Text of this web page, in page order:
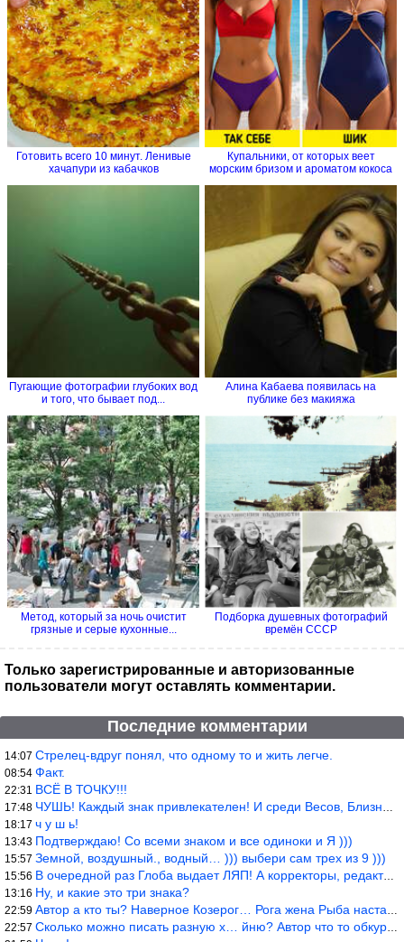
Готовить всего 10 минут. Ленивые
хачапури из кабачков
Купальники, от которых веет
морским бризом и ароматом кокоса
Пугающие фотографии глубоких вод
и того, что бывает под...
Алина Кабаева появилась на
публике без макияжа
Метод, который за ночь очистит
грязные и серые кухонные...
Подборка душевных фотографий
времён СССР
Только зарегистрированные и авторизованные
пользователи могут оставлять комментарии.
Последние комментарии
14:07 Стрелец-вдруг понял, что одному то и жить легче.
08:54 Факт.
22:31 ВСЁ В ТОЧКУ!!!
17:48 ЧУШЬ! Каждый знак привлекателен! И среди Весов, Близнецов встреч
18:17 ч у ш ь!
13:43 Подтверждаю! Со всеми знаком и все одиноки и Я )))
15:57 Земной, воздушный., водный… ))) выбери сам трех из 9 )))
15:56 В очередной раз Глоба выдает ЛЯП! А корректоры, редакторы пропус
13:16 Ну, и какие это три знака?
22:59 Автор а кто ты? Наверное Козерог… Рога жена Рыба наставила ))
22:57 Сколько можно писать разную х… йню? Автор что то обкурился?